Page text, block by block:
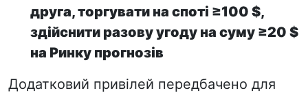
друга, торгувати на споті ≥100 $,
здійснити разову угоду на суму ≥20 $
на Ринку прогнозів
Додатковий привілей передбачено для